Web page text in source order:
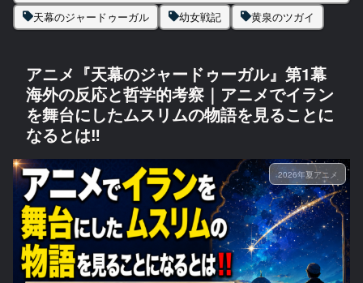
天幕のジャードゥーガル
幼女戦記 黄泉のツガイ
アニメ『天幕のジャードゥーガル』第1幕
海外の反応と哲学的考察｜アニメでイラン
を舞台にしたムスリムの物語を見ることに
なるとは‼
2026年夏アニメ